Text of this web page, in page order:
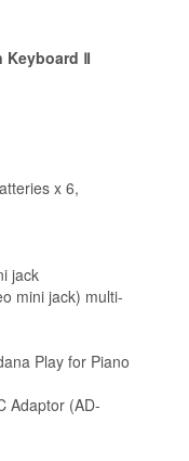
Keyboard Ⅱ
x 6,
jack
mini jack) multi-
Play for Piano
Adaptor (AD-